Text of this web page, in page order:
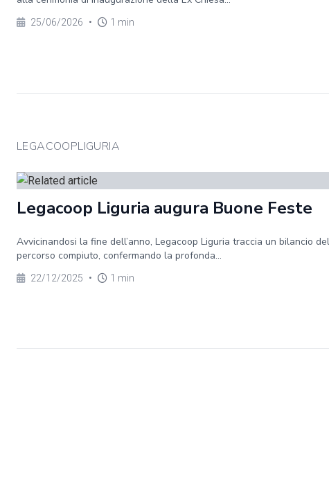
25/06/2026 • 1 min
LEGACOOPLIGURIA
Legacoop Liguria augura Buone Feste
Avvicinandosi la fine dell’anno, Legacoop Liguria traccia un bilancio del
percorso compiuto, confermando la profonda...
22/12/2025 • 1 min